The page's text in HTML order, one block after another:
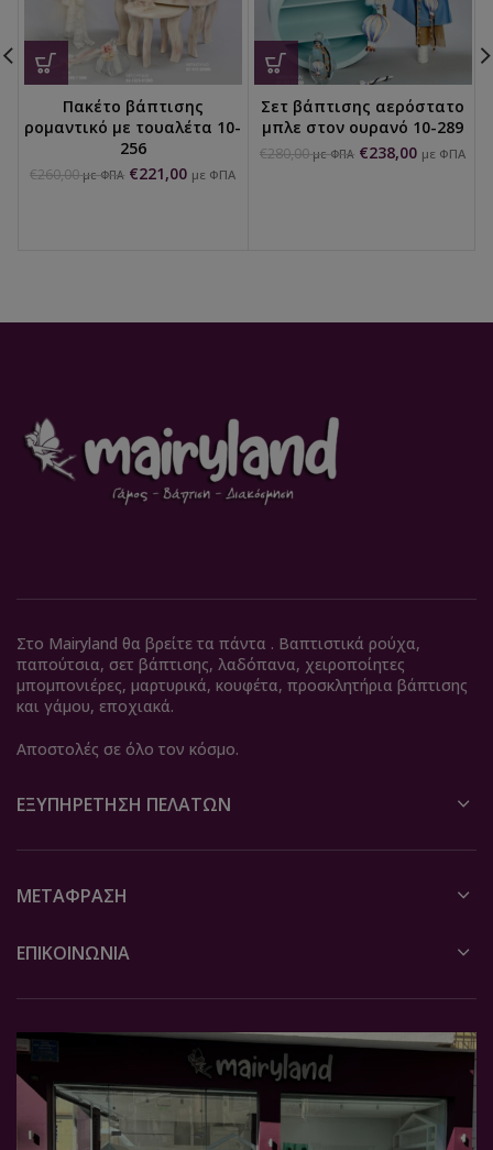
Πακέτο βάπτισης
ρομαντικό με τουαλέτα 10-
256
€260,00 με ΦΠΑ €221,00 με ΦΠΑ
Σετ βάπτισης αερόστατο
μπλε στον ουρανό 10-289
€280,00 με ΦΠΑ €238,00 με ΦΠΑ
Στο Mairyland θα βρείτε τα πάντα . Βαπτιστικά ρούχα,
παπούτσια, σετ βάπτισης, λαδόπανα, χειροποίητες
μπομπονιέρες, μαρτυρικά, κουφέτα, προσκλητήρια βάπτισης
και γάμου, εποχιακά.
Αποστολές σε όλο τον κόσμο.
ΕΞΥΠΗΡΈΤΗΣΗ ΠΕΛΑΤΏΝ
ΜΕΤΆΦΡΑΣΗ
ΕΠΙΚΟΙΝΩΝΙΑ